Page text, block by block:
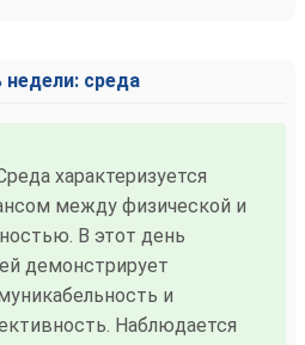
недели: среда
характеризуется
между физической и
В этот день
демонстрирует
и
Наблюдается